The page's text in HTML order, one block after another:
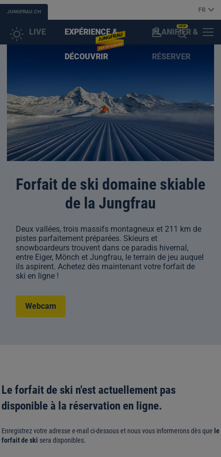
JUNGFRAU.CH FR
LIVE EXPÉRIENCE &
DÉCOUVRIR
PLANIFIER &
RÉSERVER
NEW
Forfait de ski domaine skiable
de la Jungfrau
Deux vallées, trois massifs montagneux et 211 km de
pistes parfaitement préparées. Skieurs et
snowboardeurs trouvent dans ce paradis hivernal,
entre Eiger, Mönch et Jungfrau, le terrain de jeu auquel
ils aspirent. Achetez dès maintenant votre forfait de
ski en ligne !
Webcam
Le forfait de ski n'est actuellement pas
disponible à la réservation en ligne.
Enregistrez votre adresse e-mail ci-dessous et nous vous informerons dès que le
forfait de ski sera disponibles.